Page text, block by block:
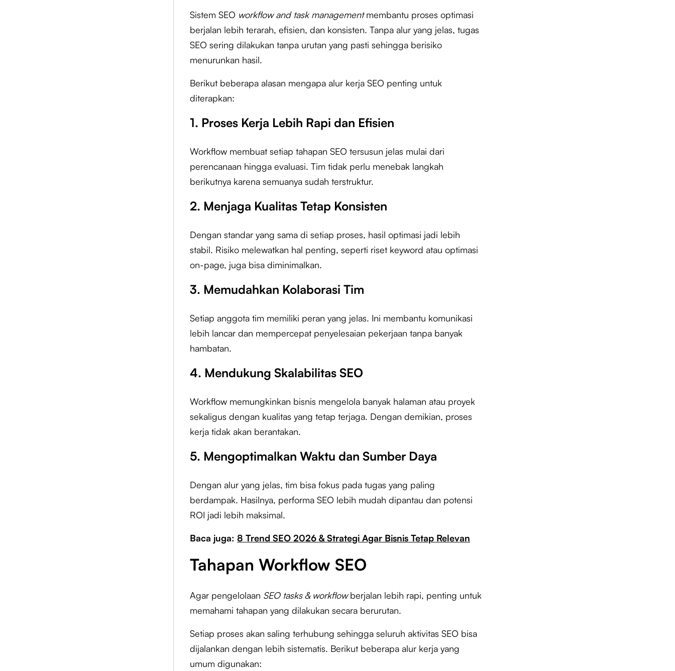
Sistem SEO workflow and task managementmembantu proses optimasi
berjalan lebih terarah, efisien, dan konsisten. Tanpa alur yang jelas, tugas
SEO sering dilakukan tanpa urutan yang pasti sehingga berisiko
menurunkan hasil.
Berikut beberapa alasan mengapa alur kerja SEO penting untuk
diterapkan:
1. Proses Kerja Lebih Rapi dan Efisien
Workflow membuat setiap tahapan SEO tersusun jelas mulai dari
perencanaan hingga evaluasi. Tim tidak perlu menebak langkah
berikutnya karena semuanya sudah terstruktur.
2. Menjaga Kualitas Tetap Konsisten
Dengan standar yang sama di setiap proses, hasil optimasi jadi lebih
stabil. Risiko melewatkan hal penting, seperti riset keyword atau optimasi
on-page, juga bisa diminimalkan.
3. Memudahkan Kolaborasi Tim
Setiap anggota tim memiliki peran yang jelas. Ini membantu komunikasi
lebih lancar dan mempercepat penyelesaian pekerjaan tanpa banyak
hambatan.
4. Mendukung Skalabilitas SEO
Workflow memungkinkan bisnis mengelola banyak halaman atau proyek
sekaligus dengan kualitas yang tetap terjaga. Dengan demikian, proses
kerja tidak akan berantakan.
5. Mengoptimalkan Waktu dan Sumber Daya
Dengan alur yang jelas, tim bisa fokus pada tugas yang paling
berdampak. Hasilnya, performa SEO lebih mudah dipantau dan potensi
ROI jadi lebih maksimal.
Baca juga: 8 Trend SEO 2026 & Strategi Agar Bisnis Tetap Relevan
Tahapan Workflow SEO
Agar pengelolaan SEO tasks & workflowberjalan lebih rapi, penting untuk
memahami tahapan yang dilakukan secara berurutan.
Setiap proses akan saling terhubung sehingga seluruh aktivitas SEO bisa
dijalankan dengan lebih sistematis. Berikut beberapa alur kerja yang
umum digunakan: